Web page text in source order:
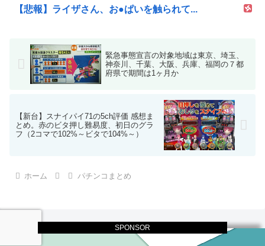
SPONSOR
【悲報】ライザさん、お●ぱいを触られて...
緊急事態宣言の対象地域は東京、埼玉、
神奈川、千葉、大阪、兵庫、福岡の７都
府県で期間は1ヶ月か
【新台】スナイパイ71の5ch評価 感想ま
とめ。赤のビタ押し難易度、初日のグラ
フ（2コマで102%～ビタで104%～）
ホーム パチンコまとめ